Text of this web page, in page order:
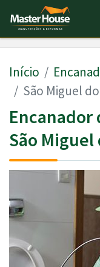
Início
São Miguel
Encanador
São Miguel